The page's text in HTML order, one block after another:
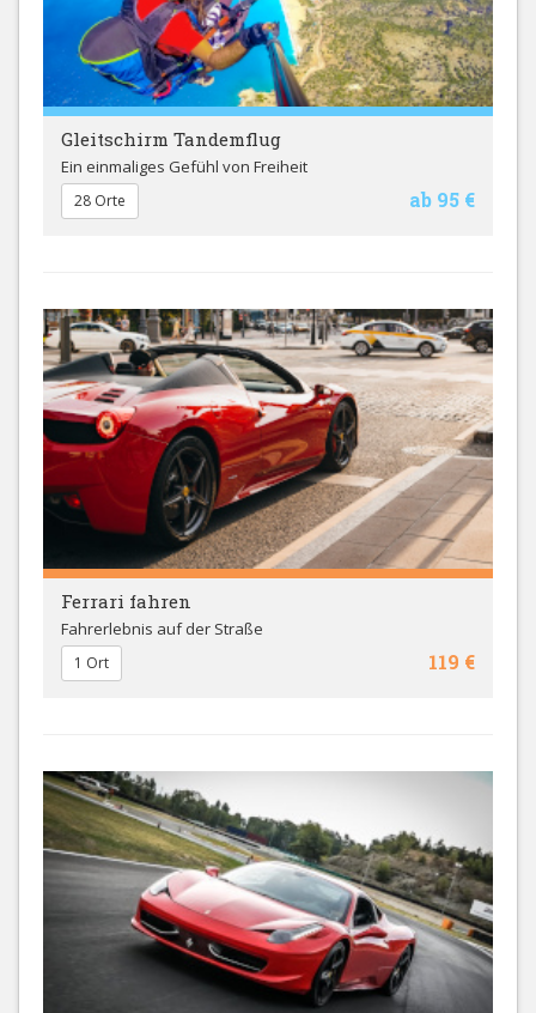
Gleitschirm Tandemflug
Ein einmaliges Gefühl von Freiheit
ab 95 €
28 Orte
Ferrari fahren
Fahrerlebnis auf der Straße
119 €
1 Ort